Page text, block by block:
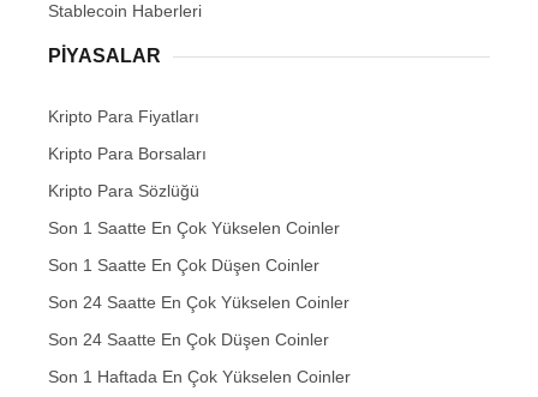
Stablecoin Haberleri
PIYASALAR
Kripto Para Fiyatları
Kripto Para Borsaları
Kripto Para Sözlüğü
Son 1 Saatte En Çok Yükselen Coinler
Son 1 Saatte En Çok Düşen Coinler
Son 24 Saatte En Çok Yükselen Coinler
Son 24 Saatte En Çok Düşen Coinler
Son 1 Haftada En Çok Yükselen Coinler